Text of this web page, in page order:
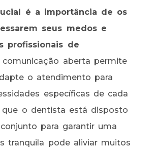
é a importância de os
seus medos e
profissionais de
comunicação aberta permite
o atendimento para
específicas de cada
que o dentista está disposto
para garantir uma
tranquila pode aliviar muitos